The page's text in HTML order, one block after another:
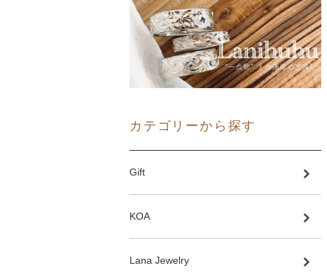
カテゴリーから探す
Gift
KOA
Lana Jewelry